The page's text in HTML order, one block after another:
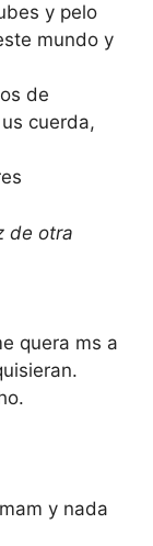
y pelo
mundo y
de
cuerda,
de otra
quera ms a
y nada